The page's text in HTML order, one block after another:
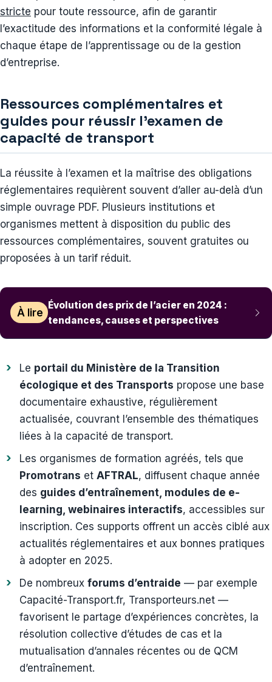
stricte pour toute ressource, afin de garantir
l’exactitude des informations et la conformité légale à
chaque étape de l’apprentissage ou de la gestion
d’entreprise.
Ressources complémentaires et
guides pour réussir l’examen de
capacité de transport
La réussite à l’examen et la maîtrise des obligations
réglementaires requièrent souvent d’aller au-delà d’un
simple ouvrage PDF. Plusieurs institutions et
organismes mettent à disposition du public des
ressources complémentaires, souvent gratuites ou
proposées à un tarif réduit.
À lire
Évolution des prix de l’acier en 2024 :
tendances, causes et perspectives
Le portail du Ministère de la Transition
écologique et des Transports propose une base
documentaire exhaustive, régulièrement
actualisée, couvrant l’ensemble des thématiques
liées à la capacité de transport.
Les organismes de formation agréés, tels que
Promotrans et AFTRAL, diffusent chaque année
des guides d’entraînement, modules de e-
learning, webinaires interactifs, accessibles sur
inscription. Ces supports offrent un accès ciblé aux
actualités réglementaires et aux bonnes pratiques
à adopter en 2025.
De nombreux forums d’entraide — par exemple
Capacité-Transport.fr, Transporteurs.net —
favorisent le partage d’expériences concrètes, la
résolution collective d’études de cas et la
mutualisation d’annales récentes ou de QCM
d’entraînement.